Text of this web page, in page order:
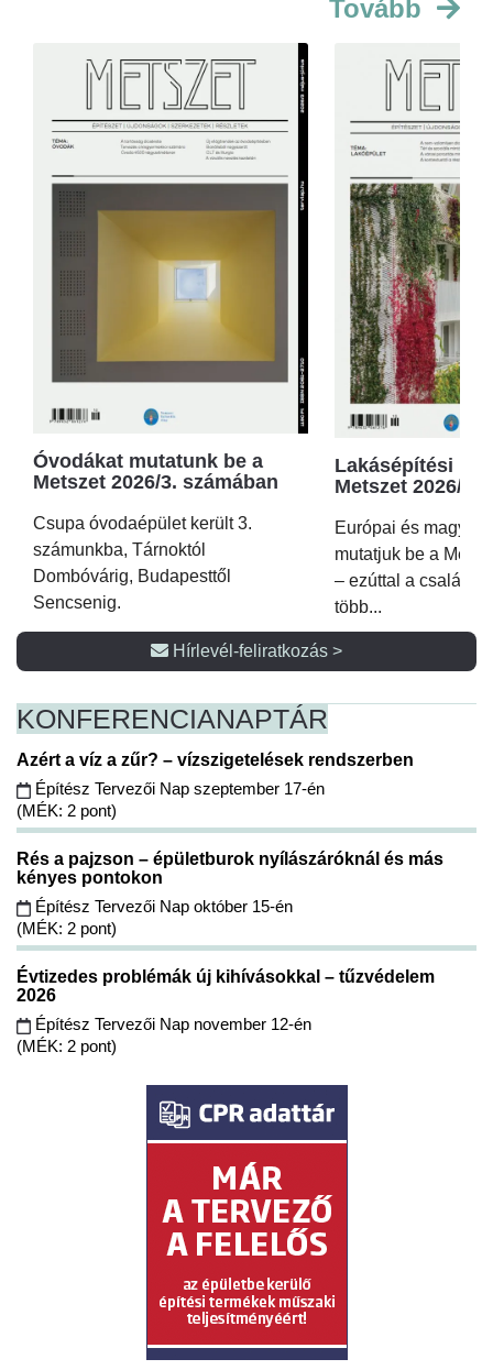
Tovább
Óvodákat mutatunk be a
Metszet 2026/3. számában
Csupa óvodaépület került 3.
számunkba, Tárnoktól
Dombóvárig, Budapesttől
Sencsenig.
Lakásépítési
Metszet 2026/2.
Európai és magyar
mutatjuk be a
– ezúttal a családi
több...
Hírlevél-feliratkozás >
KONFERENCIANAPTÁR
Azért a víz a zűr? – vízszigetelések rendszerben
Építész Tervezői Nap szeptember 17-én
(MÉK: 2 pont)
Rés a pajzson – épületburok nyílászáróknál és más
kényes pontokon
Építész Tervezői Nap október 15-én
(MÉK: 2 pont)
Évtizedes problémák új kihívásokkal – tűzvédelem
2026
Építész Tervezői Nap november 12-én
(MÉK: 2 pont)